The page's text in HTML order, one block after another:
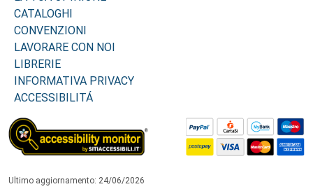
CATALOGHI
CONVENZIONI
LAVORARE CON NOI
LIBRERIE
INFORMATIVA PRIVACY
ACCESSIBILITÁ
Ultimo aggiornamento: 24/06/2026